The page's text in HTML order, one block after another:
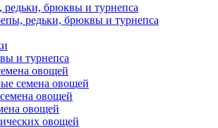
брюквы и турнепса
редьки, брюквы и турнепса
и турнепса
овощей
семена овощей
овощей
овощей
овощей